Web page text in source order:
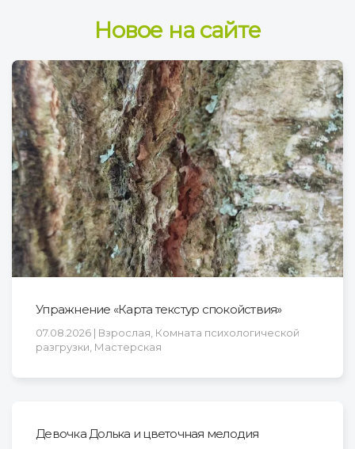
Новое на сайте
Упражнение «Карта текстур спокойствия»
07.08.2026 | Взрослая, Комната психологической
разгрузки, Мастерская
Девочка Долька и цветочная мелодия